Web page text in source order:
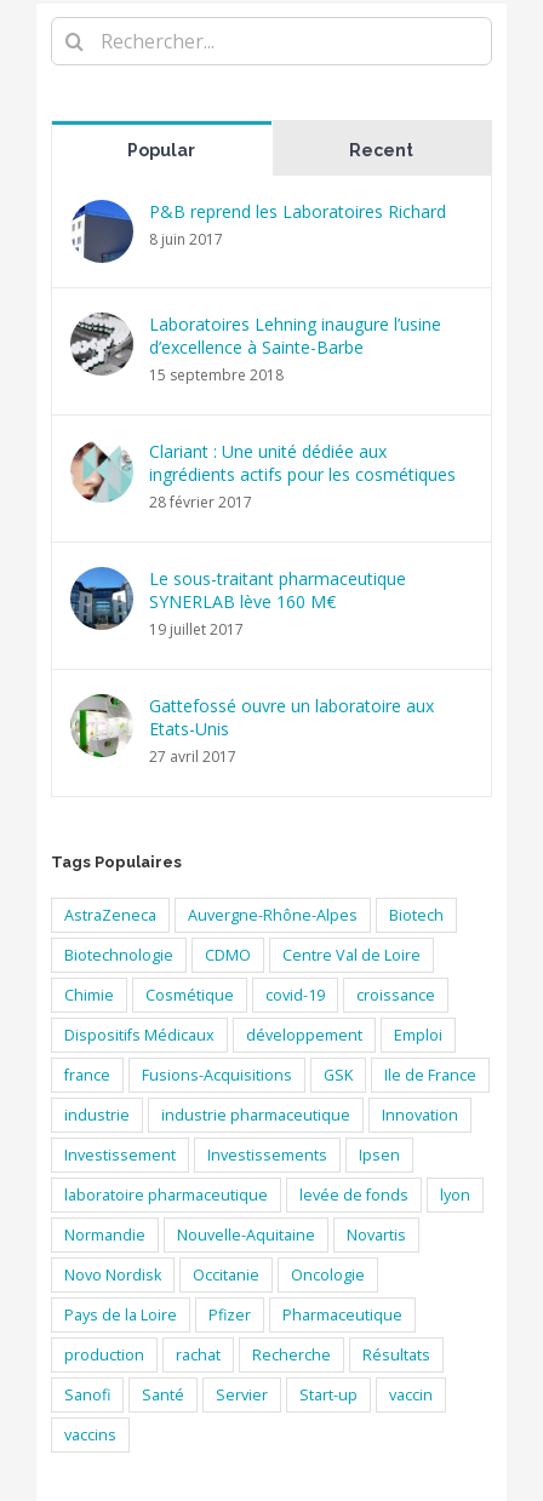
Rechercher
Popular Recent
P&B reprend les Laboratoires Richard
8 juin 2017
Laboratoires Lehning inaugure l’usine
d’excellence à Sainte-Barbe
15 septembre 2018
Clariant : Une unité dédiée aux
ingrédients actifs pour les cosmétiques
28 février 2017
Le sous-traitant pharmaceutique
SYNERLAB lève 160 M€
19 juillet 2017
Gattefossé ouvre un laboratoire aux
Etats-Unis
27 avril 2017
Tags Populaires
AstraZeneca Auvergne-Rhône-Alpes
Biotech
Biotechnologie
CDMO
Centre Val de Loire
Chimie
Cosmétique covid-19
croissance
Dispositifs Médicaux
développement
Emploi
france
Fusions-Acquisitions GSK
Ile de France
industrie
industrie pharmaceutique
Innovation
Investissement
Investissements
Ipsen
laboratoire pharmaceutique
levée de fonds
lyon
Normandie
Nouvelle-Aquitaine
Novartis
Novo Nordisk
Occitanie
Oncologie
Pays de la Loire
Pfizer
Pharmaceutique
production
rachat Recherche
Résultats
Sanofi
Santé Servier Start-up
vaccin
vaccins